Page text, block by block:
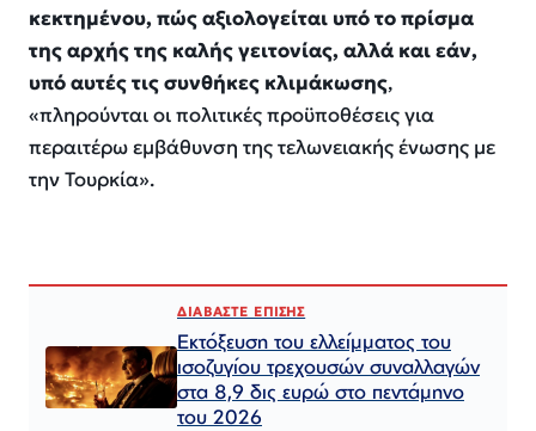
κεκτημένου, πώς αξιολογείται υπό το πρίσμα
της αρχής της καλής γειτονίας, αλλά και εάν,
υπό αυτές τις συνθήκες κλιμάκωσης,
«πληρούνται οι πολιτικές προϋποθέσεις για
περαιτέρω εμβάθυνση της τελωνειακής ένωσης με
την Τουρκία».
ΔΙΑΒΑΣΤΕ ΕΠΙΣΗΣ
Εκτόξευση του ελλείμματος του
ισοζυγίου τρεχουσών συναλλαγών
στα 8,9 δις ευρώ στο πεντάμηνο
του 2026